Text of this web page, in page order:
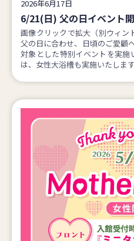
2026年6月17日
6/21(日) 父の日イベント
画像クリックで拡大（別ウィン
父の日に合わせ、日頃のご愛顧
対象とした特別イベントを実施
は、女性大浴槽も実施いたします